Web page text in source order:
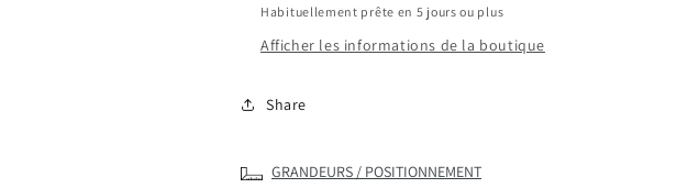
parka
pour
parka
pour
Habituellement prête en 5 jours ou plus
Afficher les informations de la boutique
Share
GRANDEURS / POSITIONNEMENT